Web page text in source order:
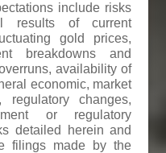
include risks
results of current
gold prices,
breakdowns and
availability of
economic, market
regulatory changes,
or regulatory
detailed herein and
filings made by the